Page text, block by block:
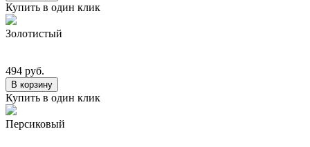
Купить в один клик
Золотистый
494 руб.
В корзину
Купить в один клик
Персиковый